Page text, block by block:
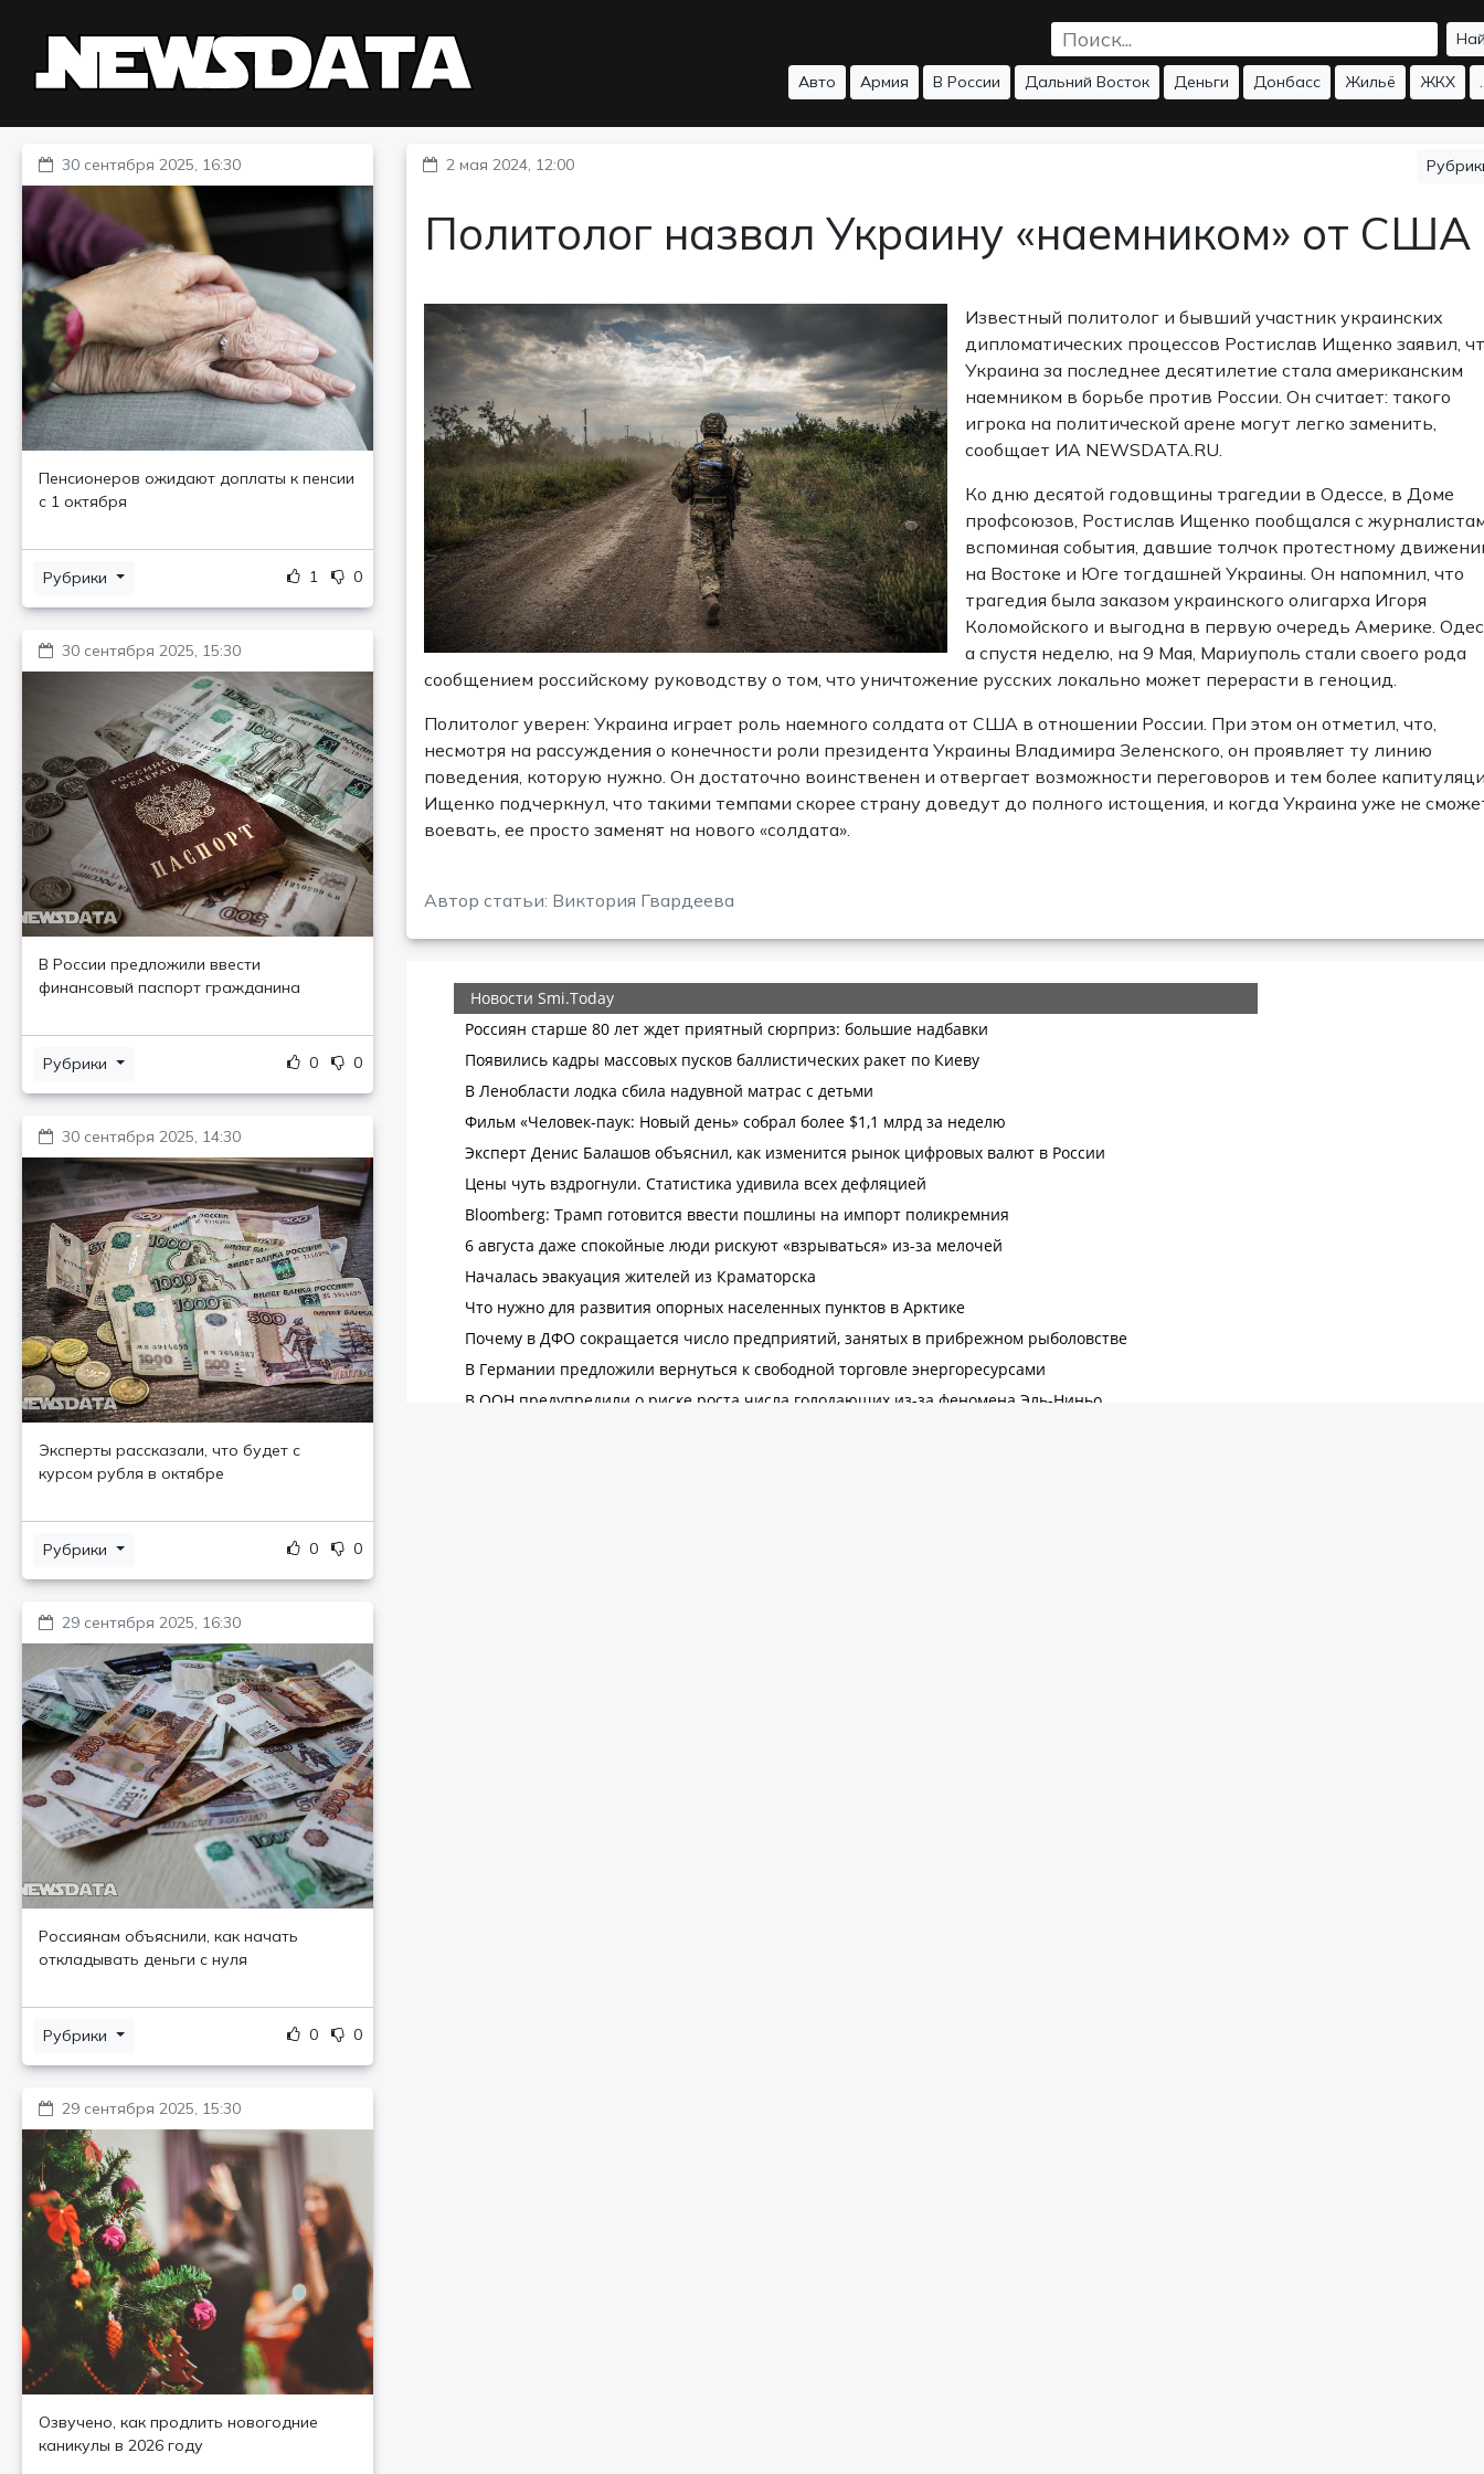
Авто Армия В России Дальний Восток Деньги Донбасс Жильё ЖКХ
30 сентября 2025, 16:30
Пенсионеров ожидают доплаты к пенсии
с 1 октября
Рубрики 1 0
30 сентября 2025, 15:30
В России предложили ввести
финансовый паспорт гражданина
Рубрики 0 0
30 сентября 2025, 14:30
Эксперты рассказали, что будет с
курсом рубля в октябре
Рубрики 0 0
29 сентября 2025, 16:30
Россиянам объяснили, как начать
откладывать деньги с нуля
Рубрики 0 0
29 сентября 2025, 15:30
Озвучено, как продлить новогодние
каникулы в 2026 году
2 мая 2024, 12:00
Политолог назвал Украину «наемником» от США
Известный политолог и бывший участник украинских
дипломатических процессов Ростислав Ищенко заявил,
Украина за последнее десятилетие стала американским
наемником в борьбе против России. Он считает: такого
игрока на политической арене могут легко заменить,
сообщает ИА NEWSDATA.RU.
Ко дню десятой годовщины трагедии в Одессе, в Доме
профсоюзов, Ростислав Ищенко пообщался с
вспоминая события, давшие толчок протестному
на Востоке и Юге тогдашней Украины. Он напомнил, что
трагедия была заказом украинского олигарха Игоря
Коломойского и выгодна в первую очередь Америке.
а спустя неделю, на 9 Мая, Мариуполь стали своего рода
сообщением российскому руководству о том, что уничтожение русских локально может перерасти в геноцид.
Политолог уверен: Украина играет роль наемного солдата от США в отношении России. При этом он отметил, что,
несмотря на рассуждения о конечности роли президента Украины Владимира Зеленского, он проявляет ту линию
поведения, которую нужно. Он достаточно воинственен и отвергает возможности переговоров и тем более
Ищенко подчеркнул, что такими темпами скорее страну доведут до полного истощения, и когда Украина уже не
воевать, ее просто заменят на нового «солдата».
Автор статьи: Виктория Гвардеева